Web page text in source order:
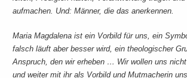
aufmachen. Und: Männer, die das anerkennen.
Maria Magdalena ist ein Vorbild für uns, ein
falsch läuft aber besser wird, ein theologischer
Anspruch, den wir erheben … Wir wollen uns
und weiter mit ihr als Vorbild und Mutmacherin